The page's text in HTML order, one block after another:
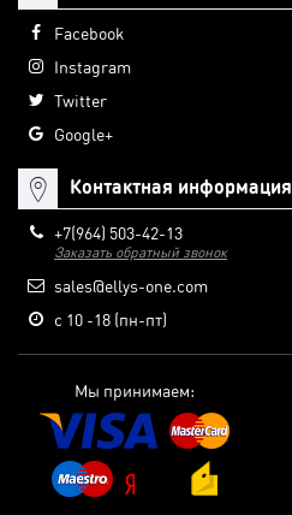
Facebook
Instagram
Twitter
Google+
Контактная информация
+7(964) 503-42-13
Заказать обратный звонок
sales@ellys-one.com
с 10 -18 (пн-пт)
Мы принимаем: